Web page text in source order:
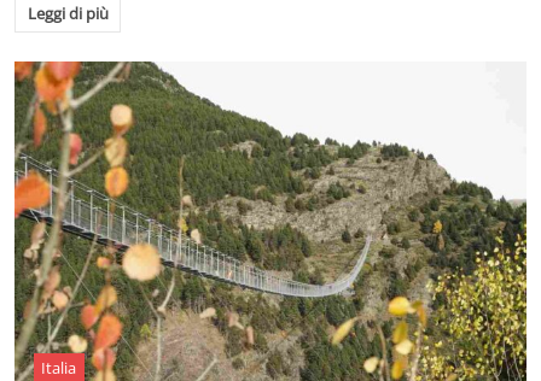
Leggi di più
Italia